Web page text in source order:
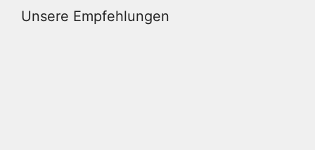
Unsere Empfehlungen